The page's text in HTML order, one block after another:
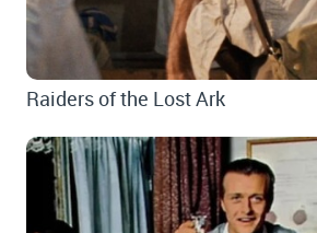
Raiders of the Lost Ark